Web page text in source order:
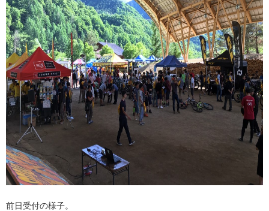
前日受付の様子。